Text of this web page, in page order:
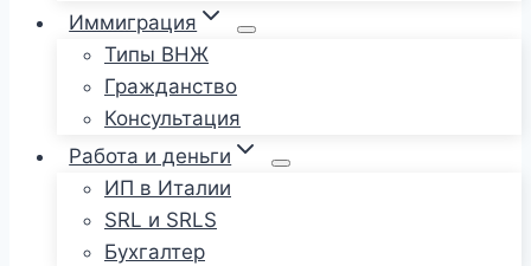
Иммиграция
Типы ВНЖ
Гражданство
Консультация
Работа и деньги
ИП в Италии
SRL и SRLS
Бухгалтер